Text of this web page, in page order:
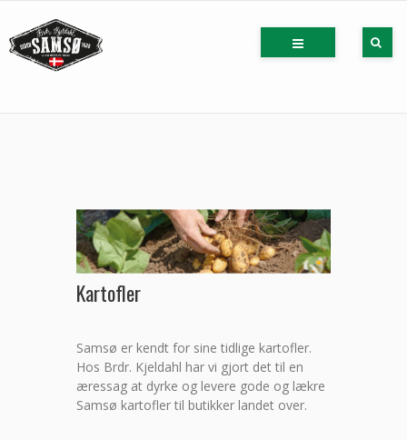
Kartofler
Samsø er kendt for sine tidlige kartofler.
Hos Brdr. Kjeldahl har vi gjort det til en
æressag at dyrke og levere gode og lækre
Samsø kartofler til butikker landet over.